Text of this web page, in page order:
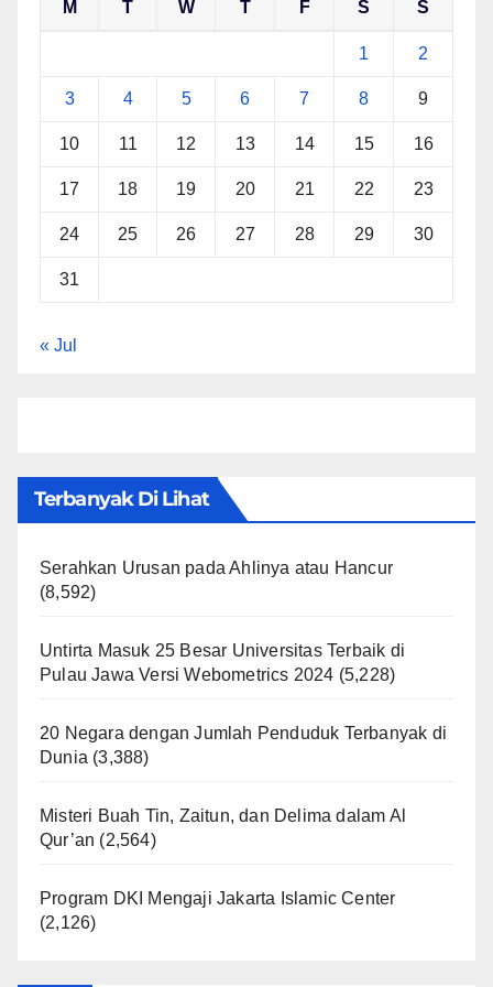
M T W T F S S
1 2
3 4 5 6 7 8 9
10 11 12 13 14 15 16
17 18 19 20 21 22 23
24 25 26 27 28 29 30
31
« Jul
Terbanyak Di Lihat
Serahkan Urusan pada Ahlinya atau Hancur
(8,592)
Untirta Masuk 25 Besar Universitas Terbaik di
Pulau Jawa Versi Webometrics 2024 (5,228)
20 Negara dengan Jumlah Penduduk Terbanyak di
Dunia (3,388)
Misteri Buah Tin, Zaitun, dan Delima dalam Al
Qur’an (2,564)
Program DKI Mengaji Jakarta Islamic Center
(2,126)